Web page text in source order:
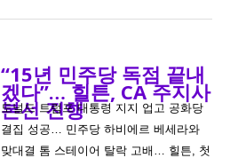
“15년 민주당 독점 끝내
겠다”… 힐튼, CA 주지사
본선 진행
도널드 트럼프 대통령 지지 업고 공화당
결집 성공… 민주당 하비에르 베세라와
맞대결 톰 스테이어 탈락 고배… 힐튼, 첫